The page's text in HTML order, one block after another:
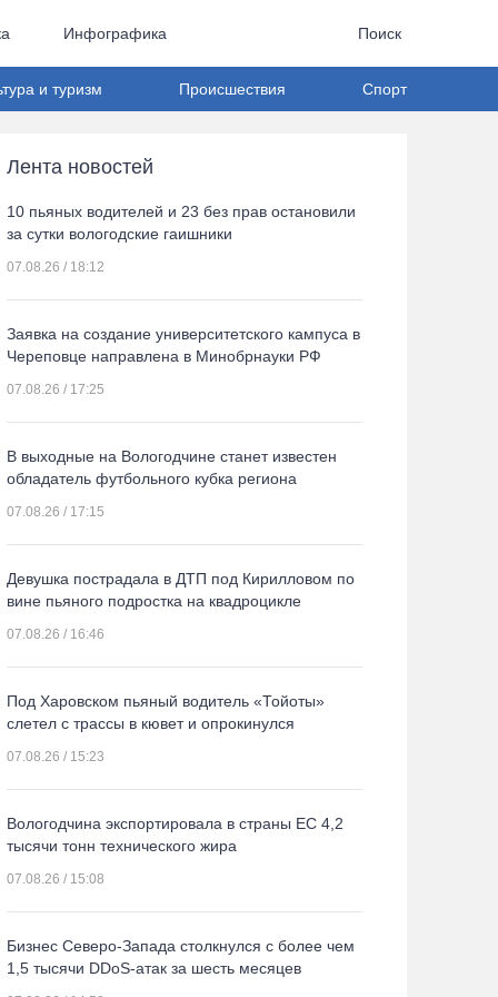
Инфографика Поиск
и туризм Происшествия Спорт
Лента новостей
10 пьяных водителей и 23 без прав остановили
за сутки вологодские гаишники
07.08.26 / 18:12
Заявка на создание университетского кампуса в
Череповце направлена в Минобрнауки РФ
07.08.26 / 17:25
В выходные на Вологодчине станет известен
обладатель футбольного кубка региона
07.08.26 / 17:15
Девушка пострадала в ДТП под Кирилловом по
вине пьяного подростка на квадроцикле
07.08.26 / 16:46
Под Харовском пьяный водитель «Тойоты»
слетел с трассы в кювет и опрокинулся
07.08.26 / 15:23
Вологодчина экспортировала в страны ЕС 4,2
тысячи тонн технического жира
07.08.26 / 15:08
Бизнес Северо-Запада столкнулся с более чем
1,5 тысячи DDoS-атак за шесть месяцев